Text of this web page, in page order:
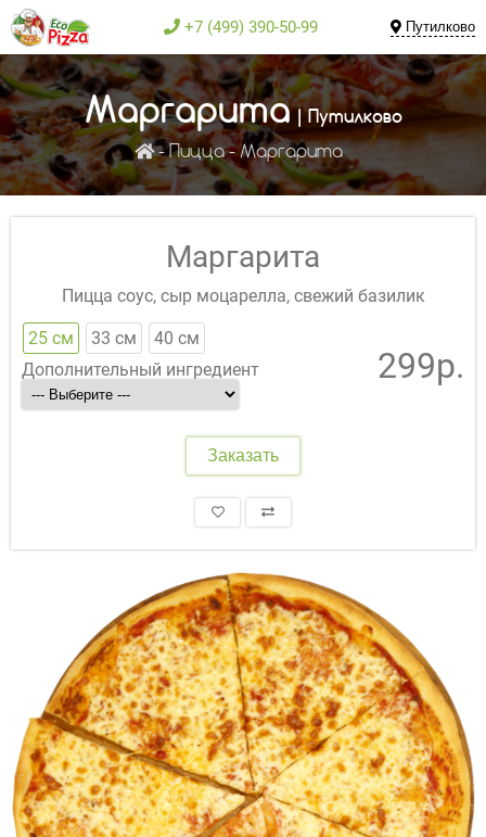
+7 (499) 390-50-99 Путилково
Маргарита| Путилково
Пицца Маргарита
Маргарита
Пицца соус, сыр моцарелла, свежий базилик
25 см 33 см
40 см
Дополнительный ингредиент
299р.
Заказать